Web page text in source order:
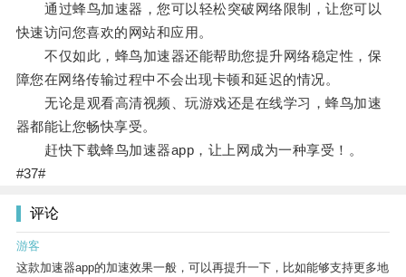
通过蜂鸟加速器，您可以轻松突破网络限制，让您可以
快速访问您喜欢的网站和应用。
不仅如此，蜂鸟加速器还能帮助您提升网络稳定性，保
障您在网络传输过程中不会出现卡顿和延迟的情况。
无论是观看高清视频、玩游戏还是在线学习，蜂鸟加速
器都能让您畅快享受。
赶快下载蜂鸟加速器app，让上网成为一种享受！。
#37#
评论
游客
这款加速器app的加速效果一般，可以再提升一下，比如能够支持更多地